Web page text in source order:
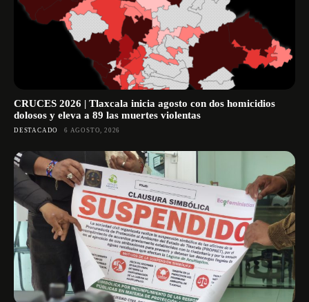
CRUCES 2026 | Tlaxcala inicia agosto con dos homicidios
dolosos y eleva a 89 las muertes violentas
DESTACADO 6 AGOSTO, 2026